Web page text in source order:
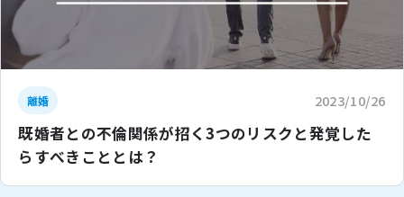
離婚 2023/10/26
既婚者との不倫関係が招く3つのリスクと発覚した
らすべきこととは？